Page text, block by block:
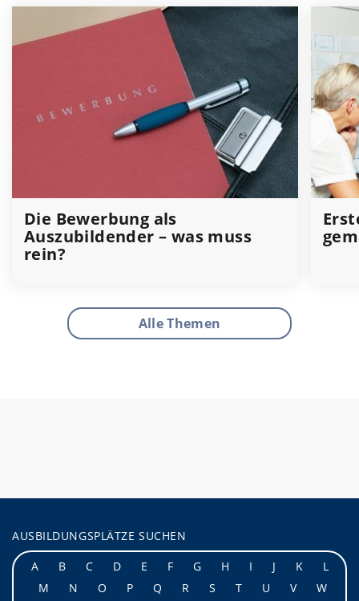
Die Bewerbung als
Auszubildender – was muss
rein?
Alle Themen
AUSBILDUNGSPLÄTZE SUCHEN
A
B C D E F G H I J K
L
M
N O P Q R S T U V
W